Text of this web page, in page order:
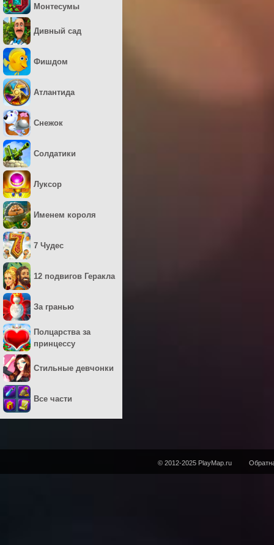
Монтесумы
Дивный сад
Фишдом
Атлантида
Снежок
Солдатики
Луксор
Именем короля
7 Чудес
12 подвигов Геракла
За гранью
Полцарства за
принцессу
Стильные девчонки
Все части
© 2012-2025 PlayMap.ru